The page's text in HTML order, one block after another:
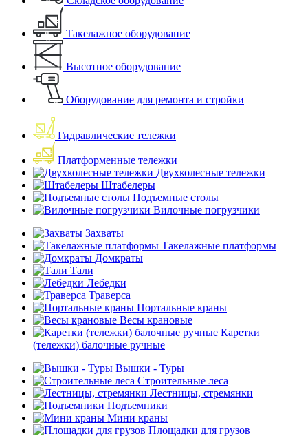
Такелажное оборудование
Высотное оборудование
Оборудование для ремонта и стройки
Гидравлические тележки
Платформенные тележки
Двухколесные тележки
Штабелеры
Подъемные столы
Вилочные погрузчики
Захваты
Такелажные платформы
Домкраты
Тали
Лебедки
Траверса
Портальные краны
Весы крановые
Каретки
(тележки) балочные ручные
Вышки - Туры
Строительные леса
Лестницы, стремянки
Подъемники
Мини краны
Площадки для грузов